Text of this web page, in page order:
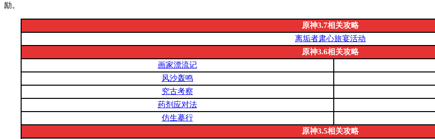
励。
原神3.7相关攻略
离垢者肃心旅宴活动
原神3.6相关攻略
画家漂流记
风沙轰鸣
究古考察
药剂应对法
仿生摹行
原神3.5相关攻略